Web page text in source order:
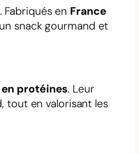
en France
snack gourmand et
protéines. Leur
tout en valorisant les